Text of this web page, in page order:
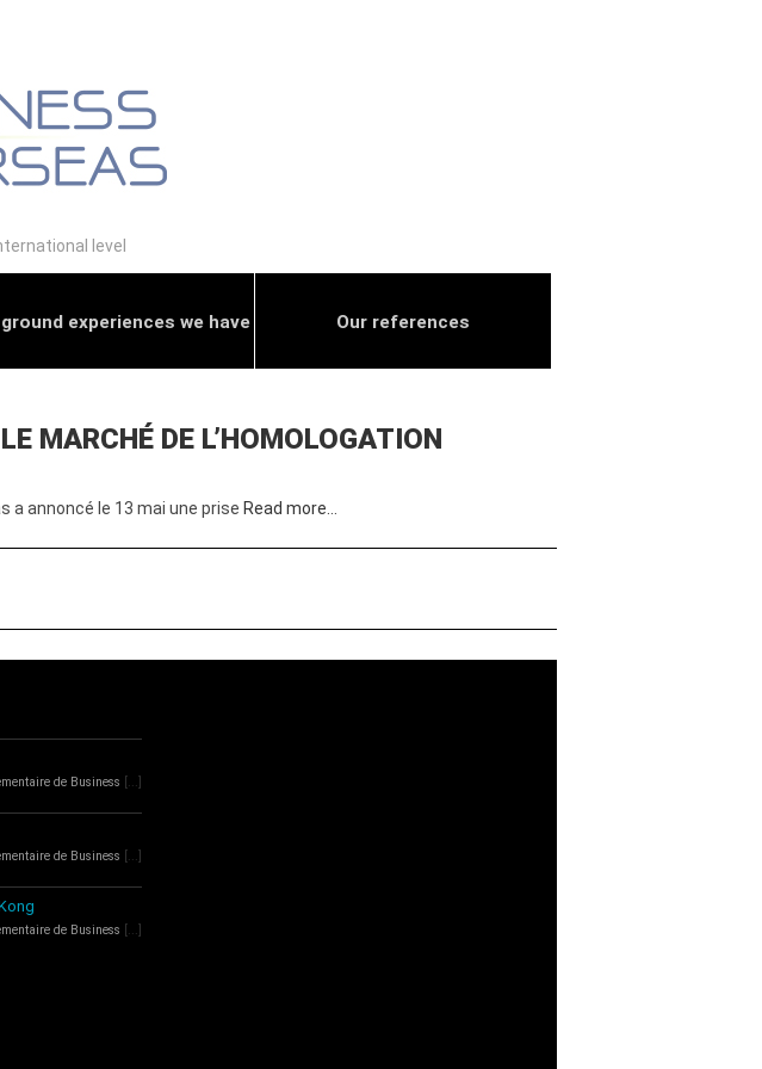
level
experiences we have Our references
MARCHÉ DE L’HOMOLOGATION
annoncé le 13 mai une prise Read more…
de Business [...]
de Business [...]
de Business [...]